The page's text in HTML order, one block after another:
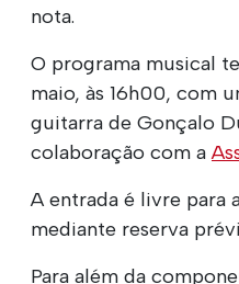
nota.
O programa musical
maio, às 16h00, com
guitarra de Gonçalo
colaboração com a
A entrada é livre para
mediante reserva
Para além da